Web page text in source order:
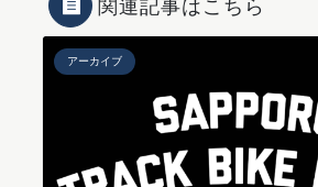
関連記事はこちら
アーカイブ